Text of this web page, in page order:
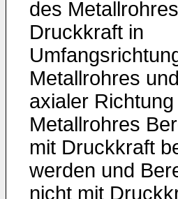
des
Druckkraft in
Metallrohres
axialer
Metallrohres
mit Druckkraft
werden und
nicht mit